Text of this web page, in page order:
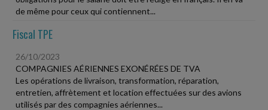
de même pour ceux qui contiennent...
Fiscal TPE
26/10/2023
COMPAGNIES AÉRIENNES EXONÉRÉES DE TVA
Les opérations de livraison, transformation, réparation,
entretien, affrètement et location effectuées sur des avions
utilisés par des compagnies aériennes...